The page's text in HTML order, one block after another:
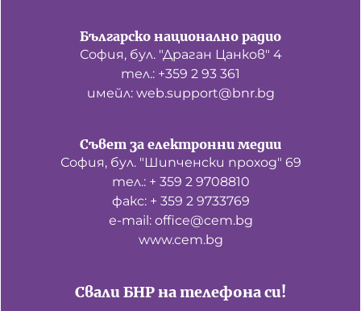
Българско национално радио
София, бул. "Драган Цанков" 4
тел.: +359 2 93 361
имейл: web.support@bnr.bg
Свали БНР на телефона си!
Съвет за електронни медии
София, бул. "Шипченски проход" 69
тел.: + 359 2 9708810
факс: + 359 2 9733769
е-mail: office@cem.bg
www.cem.bg